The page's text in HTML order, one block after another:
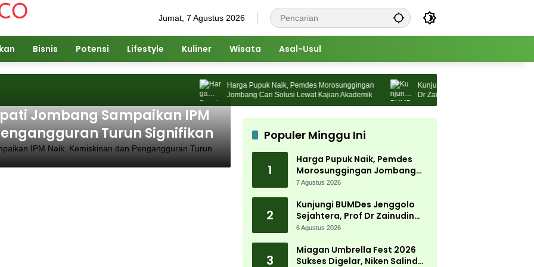
Jumat, 7 Agustus 2026
Bisnis Potensi Lifestyle Kuliner Wisata Asal-Usul
Harga Pupuk Naik, Pemdes Morosunggingan
Jombang Cari Solusi Lewat Kajian Akademik
Kunjungi BUMDes Jenggolo Sejahtera,
Dr Zainudin Maliki: Kita Wujudkan
Kemandirian Ekonomi dengan Potensi
Jombang Sampaikan IPM
Turun Signifikan
Populer Minggu Ini
1
Harga Pupuk Naik, Pemdes
Morosunggingan Jombang
Cari Solusi Lewat Kajian
7 Agustus 2026
2
Kunjungi BUMDes Jenggolo
Sejahtera, Prof Dr Zainudin
Maliki: Kita Wujudkan
Potensi Desa
6 Agustus 2026
3
Miagan Umbrella Fest 2026
Sukses Digelar, Niken Salindry